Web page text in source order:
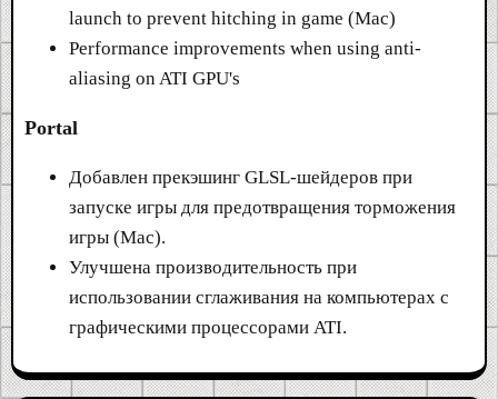
launch to prevent hitching in game (Mac)
Performance improvements when using anti-
aliasing on ATI GPU's
Portal
Добавлен прекэшинг GLSL-шейдеров при
запуске игры для предотвращения торможения
игры (Mac).
Улучшена производительность при
использовании сглаживания на компьютерах с
графическими процессорами ATI.